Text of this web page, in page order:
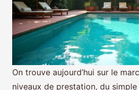
On trouve aujourd’hui sur le
niveaux de prestation, du